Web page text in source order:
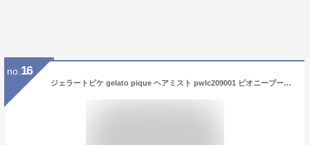
no. 16
ジェラートピケ gelato pique ヘアミスト pwlc209001 ピオニーブーケの香り フルーティフローラルの香り ピーチの香り ヘアケア 誕生日 レディース 女性 ギフトにおすすめ セレクトショップムー